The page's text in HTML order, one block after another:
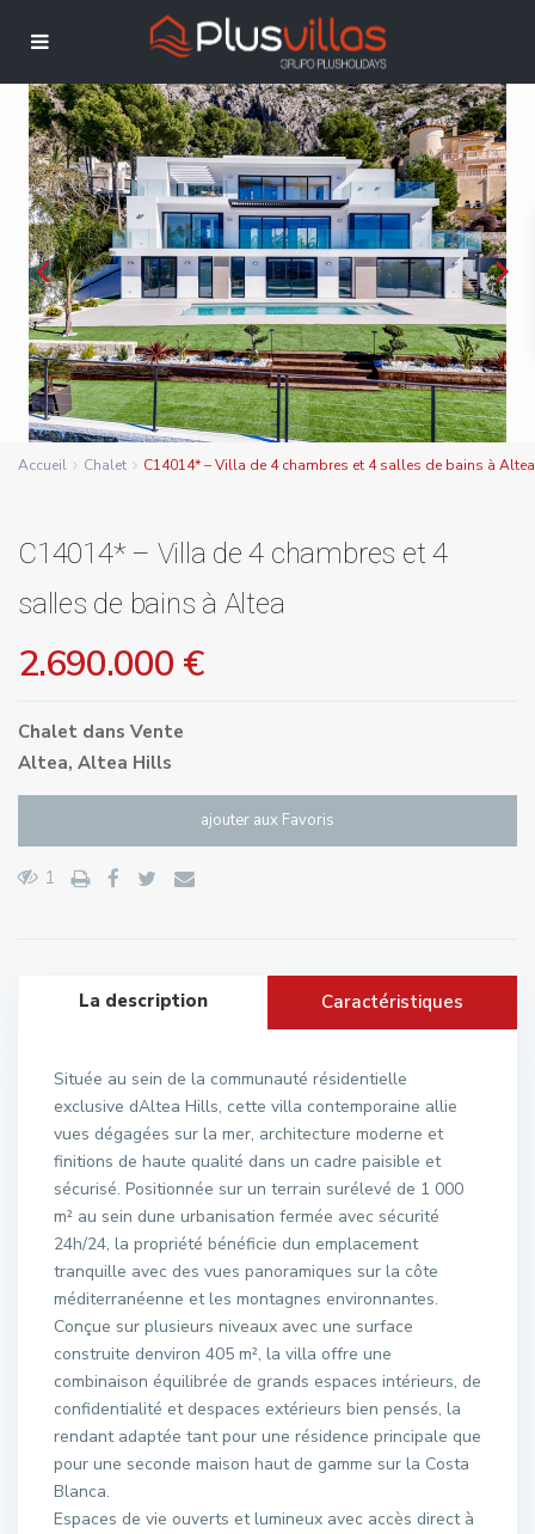
Accueil Chalet C14014* – Villa de 4 chambres et 4 salles de bains à Altea
C14014* – Villa de 4 chambres et 4
salles de bains à Altea
2.690.000 €
Chalet dans Vente
Altea, Altea Hills
ajouter aux Favoris
1
La description Caractéristiques
Située au sein de la communauté résidentielle
exclusive dAltea Hills, cette villa contemporaine allie
vues dégagées sur la mer, architecture moderne et
finitions de haute qualité dans un cadre paisible et
sécurisé. Positionnée sur un terrain surélevé de 1 000
m² au sein dune urbanisation fermée avec sécurité
24h/24, la propriété bénéficie dun emplacement
tranquille avec des vues panoramiques sur la côte
méditerranéenne et les montagnes environnantes.
Conçue sur plusieurs niveaux avec une surface
construite denviron 405 m², la villa offre une
combinaison équilibrée de grands espaces intérieurs, de
confidentialité et despaces extérieurs bien pensés, la
rendant adaptée tant pour une résidence principale que
pour une seconde maison haut de gamme sur la Costa
Blanca.
Espaces de vie ouverts et lumineux avec accès direct à